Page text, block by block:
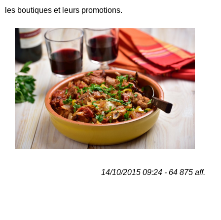
les boutiques et leurs promotions.
14/10/2015 09:24 - 64 875 aff.